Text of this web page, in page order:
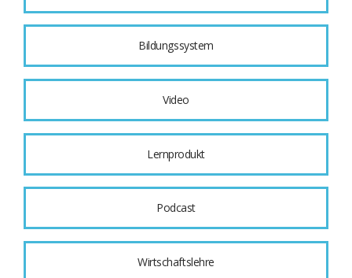
Bildungssystem
Video
Lernprodukt
Podcast
Wirtschaftslehre